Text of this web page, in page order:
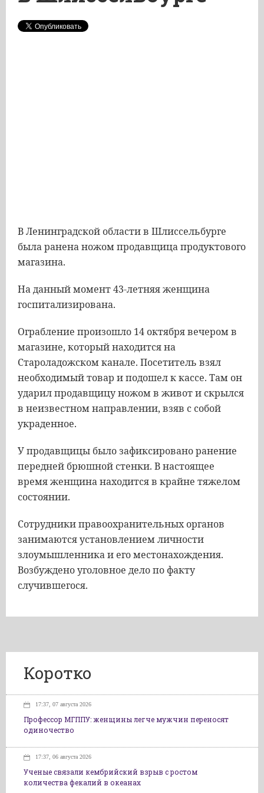
В Ленинградской области в Шлиссельбурге
была ранена ножом продавщица продуктового
магазина.
На данный момент 43-летняя женщина
госпитализирована.
Ограбление произошло 14 октября вечером в
магазине, который находится на
Староладожском канале. Посетитель взял
необходимый товар и подошел к кассе. Там он
ударил продавщицу ножом в живот и скрылся
в неизвестном направлении, взяв с собой
украденное.
У продавщицы было зафиксировано ранение
передней брюшной стенки. В настоящее
время женщина находится в крайне тяжелом
состоянии.
Сотрудники правоохранительных органов
занимаются установлением личности
злоумышленника и его местонахождения.
Возбуждено уголовное дело по факту
случившегося.
Коротко
17:37, 07 августа 2026
Профессор МГППУ: женщины легче мужчин переносят
одиночество
17:37, 06 августа 2026
Ученые связали кембрийский взрыв с ростом
количества фекалий в океанах